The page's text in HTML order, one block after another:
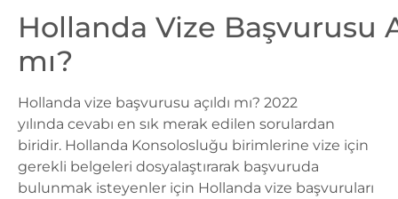
Hollanda Vize Başvurusu
mı?
Hollanda vize başvurusu açıldı mı? 2022
yılında cevabı en sık merak edilen sorulardan
biridir. Hollanda Konsolosluğu birimlerine vize için
gerekli belgeleri dosyalaştırarak başvuruda
bulunmak isteyenler için Hollanda vize başvuruları